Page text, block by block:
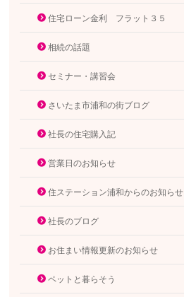
住宅ローン金利 フラット３５
相続の話題
セミナー・講習会
さいたま市浦和の街ブログ
社長の住宅購入記
営業日のお知らせ
住ステーション浦和からのお知らせ
社長のブログ
お住まい情報更新のお知らせ
ペットと暮らそう